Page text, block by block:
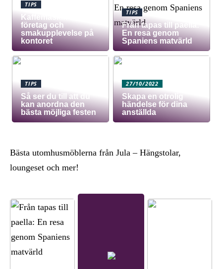
TIPS
Kaffemaskin för
företag och
smakupplevelse på
kontoret
TIPS
Från tapas till paella:
En resa genom
Spaniens matvärld
TIPS
Så ser du till att du
kan anordna den
bästa möjliga festen
27/10/2022
Skapa en otrolig
händelse för dina
anställda
Bästa utomhusmöblerna från Jula – Hängstolar,
loungeset och mer!